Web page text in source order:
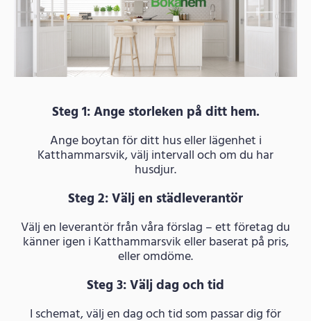
Steg 1: Ange storleken på ditt hem.
Ange boytan för ditt hus eller lägenhet i
Katthammarsvik, välj intervall och om du har
husdjur.
Steg 2: Välj en städleverantör
Välj en leverantör från våra förslag – ett företag du
känner igen i Katthammarsvik eller baserat på pris,
eller omdöme.
Steg 3: Välj dag och tid
I schemat, välj en dag och tid som passar dig för